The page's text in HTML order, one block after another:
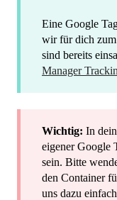
Eine Google
wir für dich
sind bereits
Manager
Wichtig: In
eigener Google
sein. Bitte
den Container
uns dazu